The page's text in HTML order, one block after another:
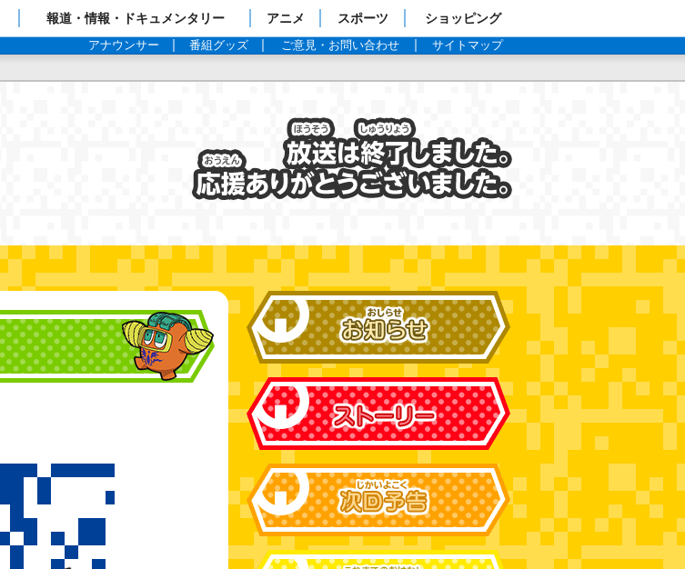
報道・情報・ドキュメンタリー アニメ スポーツ ショッピング
アナウンサー 番組グッズ ご意見・お問い合わせ サイトマップ